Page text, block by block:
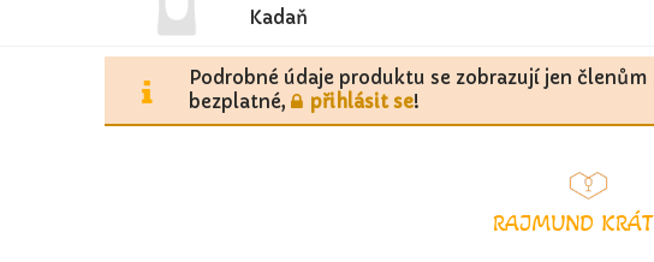
Kadaň
Podrobné údaje produktu se zobrazují jen členům
bezplatné,
přihlásit se!
RAJMUND